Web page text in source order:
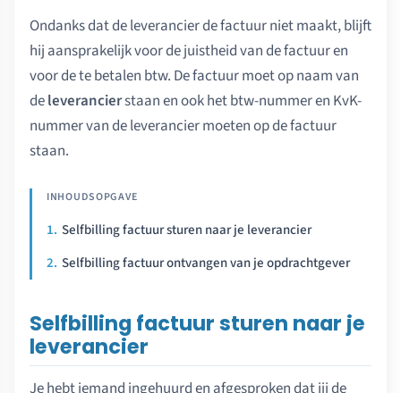
Ondanks dat de leverancier de factuur niet maakt, blijft
hij aansprakelijk voor de juistheid van de factuur en
voor de te betalen btw. De factuur moet op naam van
deleverancierstaan en ook het btw-nummer en KvK-
nummer van de leverancier moeten op de factuur
staan.
Selfbilling factuur sturen naar je leverancier
Selfbilling factuur ontvangen van je opdrachtgever
Selfbilling factuur sturen naar je
leverancier
Je hebt iemand ingehuurd en afgesproken dat jij de